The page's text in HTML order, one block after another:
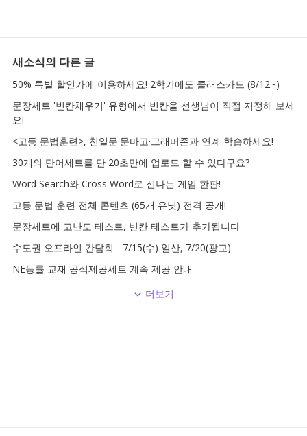
새소식의 다른 글
50% 특별 할인가에 이용하세요! 2학기에도 클래스카드 (8/12~)
문장세트 '빈칸채우기' 유형에서 빈칸을 선생님이 직접 지정해 보세
요!
<고등 문법훈련>, 천일문·문마고·그래머존과 연계 학습하세요!
30개의 단어세트를 단 20초만에 업로드 할 수 있다구요?
Word Search와 Cross Word로 신나는 게임 한판!
고등 문법 훈련 전체 콘텐츠 (65개 유닛) 전격 공개!
문장세트에 고난도 테스트, 빈칸 테스트가 추가됩니다
수도권 오프라인 간담회 - 7/15(수) 일산, 7/20(광교)
NE능률 교재 공식제공세트 계속 제공 안내
더보기